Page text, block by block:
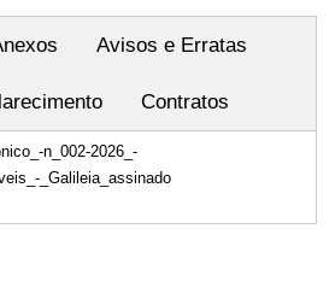
Avisos e Erratas
Contratos
n_002-2026_-
_Galileia_assinado